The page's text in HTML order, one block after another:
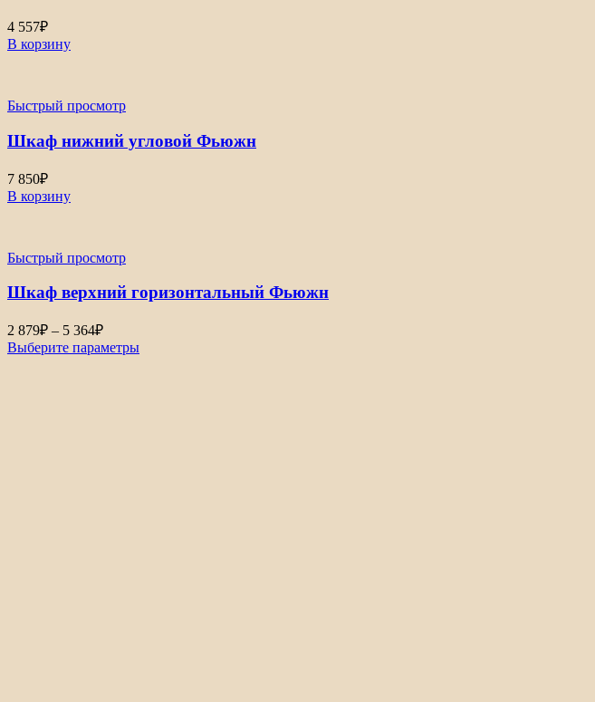
4 557₽
В корзину
Быстрый просмотр
Шкаф нижний угловой Фьюжн
7 850₽
В корзину
Быстрый просмотр
Шкаф верхний горизонтальный Фьюжн
2 879₽ – 5 364₽Диапазон
цен:
2
Выберите параметры